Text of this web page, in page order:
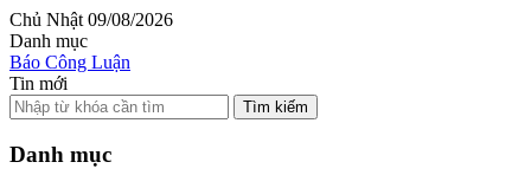
Chủ Nhật 09/08/2026
Danh mục
Báo Công Luận
Tin mới
Tìm kiếm
Danh mục